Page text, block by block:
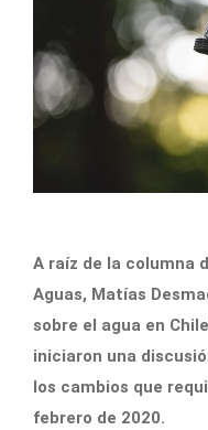
A raíz de la columna
Aguas, Matías
sobre el agua en
iniciaron una
los cambios que
febrero de 2020.